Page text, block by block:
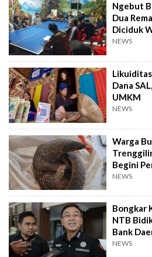
Ngebut
Dua
Diciduk
NEWS
Dana
UMKM
NEWS
Warga
Begini
NEWS
Bongkar
NTB
Bank
NEWS